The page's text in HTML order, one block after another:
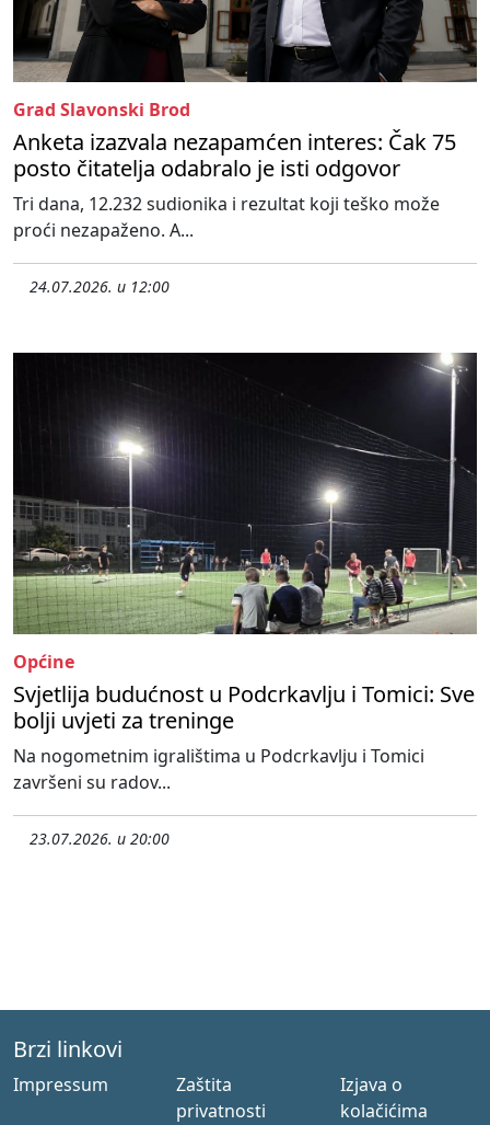
Grad Slavonski Brod
Anketa izazvala nezapamćen interes: Čak 75
posto čitatelja odabralo je isti odgovor
Tri dana, 12.232 sudionika i rezultat koji teško može
proći nezapaženo. A...
24.07.2026. u 12:00
Općine
Svjetlija budućnost u Podcrkavlju i Tomici: Sve
bolji uvjeti za treninge
Na nogometnim igralištima u Podcrkavlju i Tomici
završeni su radov...
23.07.2026. u 20:00
Brzi linkovi
Impressum
Zaštita
privatnosti
Izjava o
kolačićima